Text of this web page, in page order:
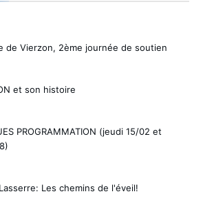
de Vierzon, 2ème journée de soutien
et son histoire
PROGRAMMATION (jeudi 15/02 et
Les chemins de l'éveil!